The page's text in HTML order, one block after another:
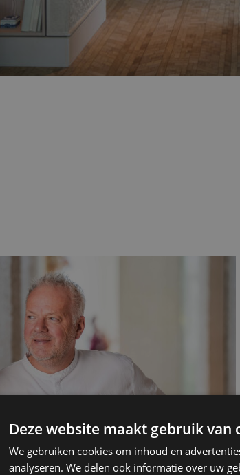
Deze website maakt gebruik van
We gebruiken cookies om inhoud en
analyseren. We delen ook informatie over uw